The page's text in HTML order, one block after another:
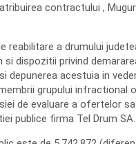
contractului ,
reabilitare a drumului
dispozitii privind
depunerea acestuia in
grupului
de evaluare a ofertelor
publice firma Tel Drum SA.